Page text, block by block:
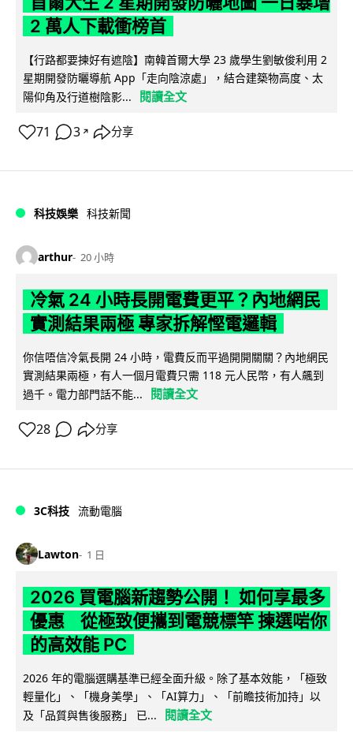
2 萬人下載衝榜首
【行路都要揀好有遮陰】南韓首爾大學 23 歲學生劉敏俊利用 2
星期開發防曬導航 App「走向陰涼處」，結合建築物高度、太
陽仰角及行道樹陰影...
閱讀全文
71 3 ↗ 分享
科技娛樂 科技新聞
arthur 20 小時
冷氣 24 小時長開電費更平？內地網民
實測結果兩極 專家拆解慳電邏輯
你信唔信冷氣長開 24 小時，電費反而平過開開關關？內地網民
實測結果兩極，有人一個月電費只需 118 元人民幣，有人飆到
過千。電力部門話不能...
閱讀全文
28 分享
3C科技 流動電腦
Lawton 1 日
2026 買電腦新趨勢公開！ 如何享最多
優惠 從極致便攜到電競標竿 揀選啱你
的高效能 PC
2026 年的電腦選購基準已經全面升級。除了基本效能，「極致
輕量化」、「機身美學」、「AI算力」、「前瞻技術加持」以
及「品質與售後服務」 已...
閱讀全文